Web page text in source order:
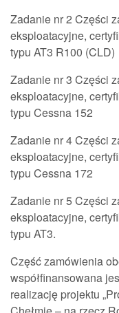
Zadanie nr 2 Części
eksploatacyjne,
typu AT3 R100 (CLD)
Zadanie nr 3 Części
eksploatacyjne,
typu Cessna 152
Zadanie nr 4 Części
eksploatacyjne,
typu Cessna 172
Zadanie nr 5 Części
eksploatacyjne,
typu AT3.
Część zamówienia
współfinansowana
realizację projektu